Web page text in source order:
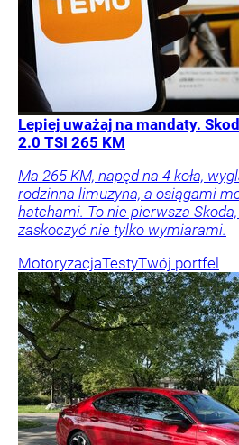
Lepiej uważaj na mandaty.
2.0 TSI 265 KM
Ma 265 KM, napęd na 4 koła,
rodzinna limuzyna, a osiągami
hatchami. To nie pierwsza
zaskoczyć nie tylko wymiarami.
MotoryzacjaTestyTwój portfel